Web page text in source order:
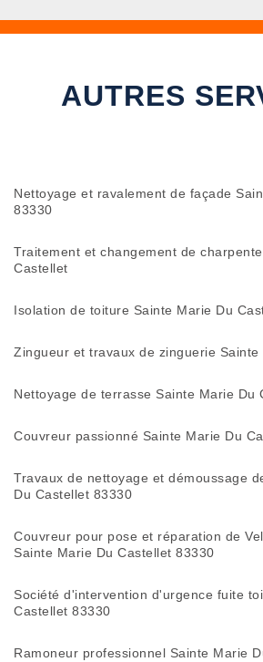
AUTRES
Nettoyage et ravalement de façade
83330
Traitement et changement de
Castellet
Isolation de toiture Sainte Marie Du
Zingueur et travaux de zinguerie
Nettoyage de terrasse Sainte Marie Du
Couvreur passionné Sainte Marie Du
Travaux de nettoyage et démoussage
Du Castellet 83330
Couvreur pour pose et réparation de
Sainte Marie Du Castellet 83330
Société d'intervention d'urgence fuite
Castellet 83330
Ramoneur professionnel Sainte Marie